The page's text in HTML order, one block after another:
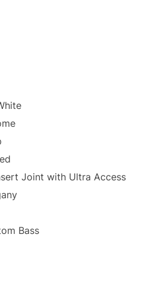
Joint with Ultra Access
Bass